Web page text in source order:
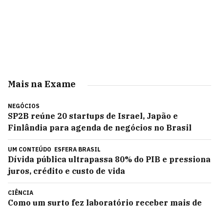
Mais na Exame
NEGÓCIOS
SP2B reúne 20 startups de Israel, Japão e
Finlândia para agenda de negócios no Brasil
UM CONTEÚDO ESFERA BRASIL
Dívida pública ultrapassa 80% do PIB e pressiona
juros, crédito e custo de vida
CIÊNCIA
Como um surto fez laboratório receber mais de